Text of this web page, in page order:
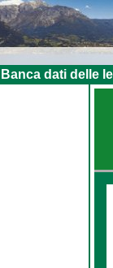
Banca dati delle